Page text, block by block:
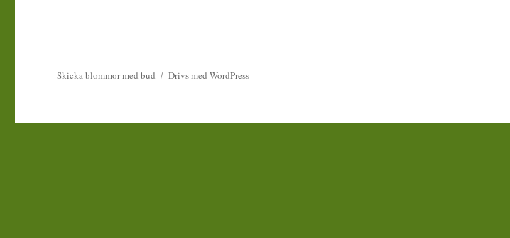
Skicka blommor med bud Drivs med WordPress